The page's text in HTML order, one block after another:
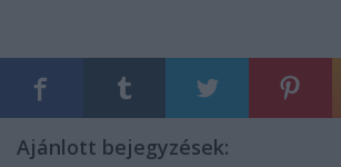
Ajánlott bejegyzések: